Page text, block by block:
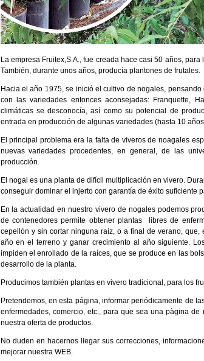
La empresa Fruitex,S.A., fue creada hace casi 50 años,
También, durante unos años, producía plantones de frutales.
Hacia el año 1975, se inició el cultivo de nogales,
con las variedades entonces aconsejadas: Franquette,
climáticas se desconocía, así como su potencial de
entrada en producción de algunas variedades (hasta 10
El principal problema era la falta de viveros de noagales
nuevas variedades procedentes, en general, de las
producción.
El nogal es una planta de difícil multiplicación en vivero.
conseguir dominar el injerto con garantía de éxito suficiente
En la actualidad en nuestro vivero de nogales podemos
de contenedores permite obtener plantas libres de
cepellón y sin cortar ninguna raíz, o a final de verano,
año en el terreno y ganar crecimiento al año siguiente.
impiden el enrollado de la raíces, que se produce en las
desarrollo de la planta.
Producimos también plantas en vivero tradicional, para los
Pretendemos, en esta página, informar periódicamente de
enfermedades, comercio, etc., para que sea una pàgina
nuestra oferta de productos.
No duden en hacernos llegar sus correcciones,
mejorar nuestra WEB.